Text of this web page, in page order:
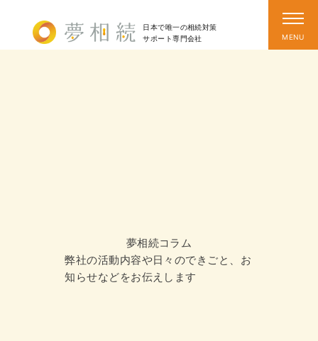
日本で唯一の相続対策
サポート専門会社
夢相続コラム
弊社の活動内容や日々のできごと、お
知らせなどをお伝えします